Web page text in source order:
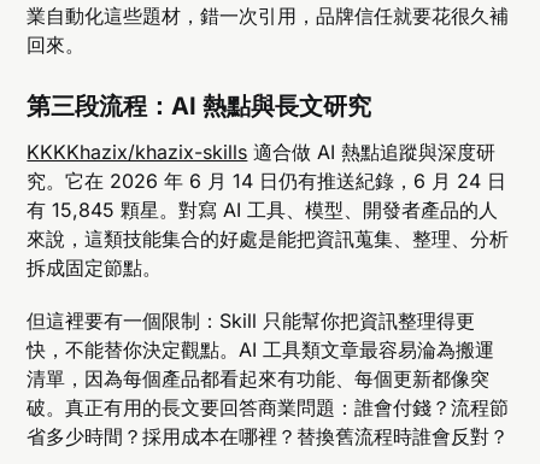
業自動化這些題材，錯一次引用，品牌信任就要花很久補
回來。
第三段流程：AI 熱點與長文研究
KKKKhazix/khazix-skills 適合做 AI 熱點追蹤與深度研
究。它在 2026 年 6 月 14 日仍有推送紀錄，6 月 24 日
有 15,845 顆星。對寫 AI 工具、模型、開發者產品的人
來說，這類技能集合的好處是能把資訊蒐集、整理、分析
拆成固定節點。
但這裡要有一個限制：Skill 只能幫你把資訊整理得更
快，不能替你決定觀點。AI 工具類文章最容易淪為搬運
清單，因為每個產品都看起來有功能、每個更新都像突
破。真正有用的長文要回答商業問題：誰會付錢？流程節
省多少時間？採用成本在哪裡？替換舊流程時誰會反對？